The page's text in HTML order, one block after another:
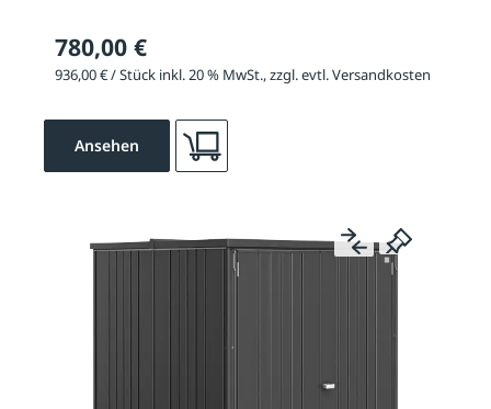
780,00 €
936,00 € / Stück inkl. 20 % MwSt., zzgl. evtl. Versandkosten
Ansehen